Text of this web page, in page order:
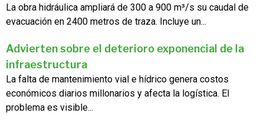
La obra hidráulica ampliará de 300 a 900 m³/s su caudal de
evacuación en 2400 metros de traza. Incluye un...
Advierten sobre el deterioro exponencial de la
infraestructura
La falta de mantenimiento vial e hídrico genera costos
económicos diarios millonarios y afecta la logística. El
problema es visible...